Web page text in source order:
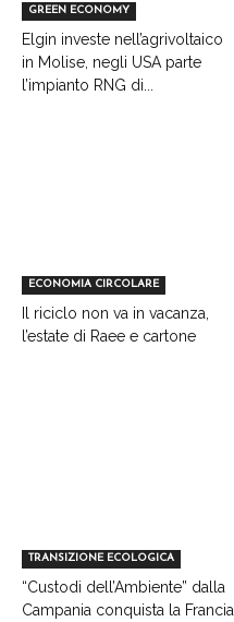
GREEN ECONOMY
Elgin investe nell’agrivoltaico
in Molise, negli USA parte
l’impianto RNG di...
ECONOMIA CIRCOLARE
Il riciclo non va in vacanza,
l’estate di Raee e cartone
TRANSIZIONE ECOLOGICA
“Custodi dell’Ambiente” dalla
Campania conquista la Francia